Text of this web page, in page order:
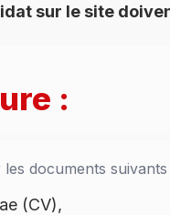
sur le site
:
documents
(CV),